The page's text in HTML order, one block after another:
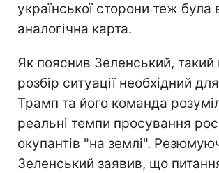
української сторони теж була
аналогічна карта.
Як пояснив Зеленський, такий
розбір ситуації необхідний
Трамп та його команда
реальні темпи просування
окупантів "на землі".
Зеленський заявив, що